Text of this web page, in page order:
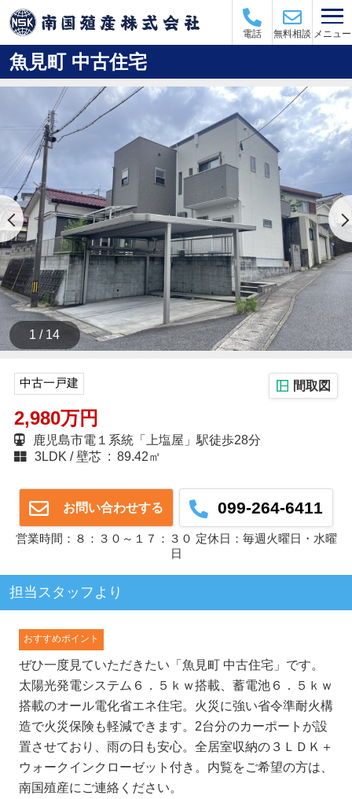
電話 無料相談 メニュー
魚見町 中古住宅
1 / 14
中古一戸建 間取図
2,980万円
鹿児島市電１系統「上塩屋」駅徒歩28分
3LDK
壁芯 : 89.42㎡
お問い合わせする 099-264-6411
営業時間：８：３０～１７：３０ 定休日：毎週火曜日・水曜
日
担当スタッフより
おすすめポイント
ぜひ一度見ていただきたい「魚見町 中古住宅」です。
太陽光発電システム６．５ｋｗ搭載、蓄電池６．５ｋｗ
搭載のオール電化省エネ住宅。火災に強い省令準耐火構
造で火災保険も軽減できます。2台分のカーポートが設
置させており、雨の日も安心。全居室収納の３ＬＤＫ＋
ウォークインクローゼット付き。内覧をご希望の方は、
南国殖産にご連絡ください。